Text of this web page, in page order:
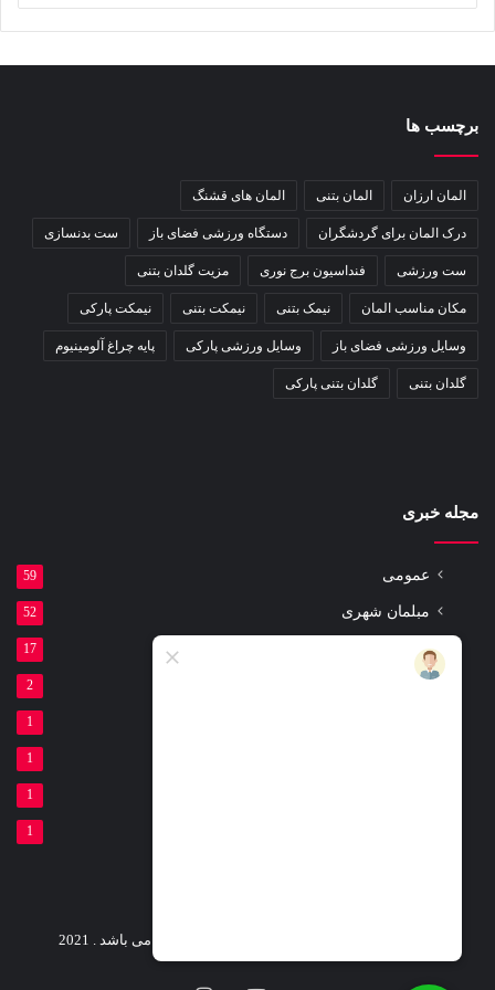
برچسب ها
المان ارزان المان بتنی المان های قشنگ
درک المان برای گردشگران دستگاه ورزشی فضای باز ست بدنسازی
ست ورزشی فنداسیون برج نوری مزیت گلدان بتنی
مکان مناسب المان نیمک بتنی نیمکت بتنی نیمکت پارکی
وسایل ورزشی فضای باز وسایل ورزشی پارکی پایه چراغ آلومینیوم
گلدان بتنی گلدان بتنی پارکی
مجله خبری
عمومی 59
مبلمان شهری 52
مقالات 17
ست ورزشی پارکی 2
1
1
1
1
کلیه حقوق این وب سایت متعلق شرکت لئو پارک می باشد . 2021